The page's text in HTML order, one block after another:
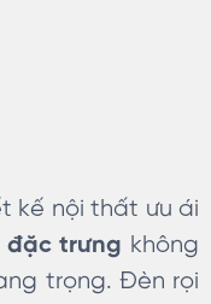
kế nội thất ưu ái
đặc trưng không
trọng. Đèn rọi